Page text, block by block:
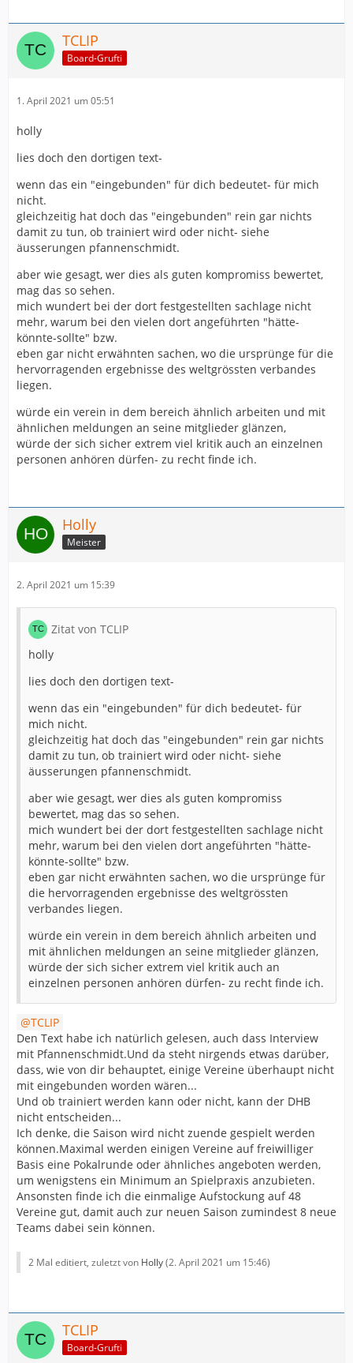
TCLIP
Board-Grufti
1. April 2021 um 05:51
holly
lies doch den dortigen text-
wenn das ein "eingebunden" für dich bedeutet- für mich
nicht.
gleichzeitig hat doch das "eingebunden" rein gar nichts
damit zu tun, ob trainiert wird oder nicht- siehe
äusserungen pfannenschmidt.
aber wie gesagt, wer dies als guten kompromiss bewertet,
mag das so sehen.
mich wundert bei der dort festgestellten sachlage nicht
mehr, warum bei den vielen dort angeführten "hätte-
könnte-sollte" bzw.
eben gar nicht erwähnten sachen, wo die ursprünge für die
hervorragenden ergebnisse des weltgrössten verbandes
liegen.
würde ein verein in dem bereich ähnlich arbeiten und mit
ähnlichen meldungen an seine mitglieder glänzen,
würde der sich sicher extrem viel kritik auch an einzelnen
personen anhören dürfen- zu recht finde ich.
Holly
Meister
2. April 2021 um 15:39
Zitat von TCLIP
holly
lies doch den dortigen text-
wenn das ein "eingebunden" für dich bedeutet- für
mich nicht.
gleichzeitig hat doch das "eingebunden" rein gar nichts
damit zu tun, ob trainiert wird oder nicht- siehe
äusserungen pfannenschmidt.
aber wie gesagt, wer dies als guten kompromiss
bewertet, mag das so sehen.
mich wundert bei der dort festgestellten sachlage nicht
mehr, warum bei den vielen dort angeführten "hätte-
könnte-sollte" bzw.
eben gar nicht erwähnten sachen, wo die ursprünge für
die hervorragenden ergebnisse des weltgrössten
verbandes liegen.
würde ein verein in dem bereich ähnlich arbeiten und
mit ähnlichen meldungen an seine mitglieder glänzen,
würde der sich sicher extrem viel kritik auch an
einzelnen personen anhören dürfen- zu recht finde ich.
TCLIP
Den Text habe ich natürlich gelesen, auch dass Interview
mit Pfannenschmidt.Und da steht nirgends etwas darüber,
dass, wie von dir behauptet, einige Vereine überhaupt nicht
mit eingebunden worden wären...
Und ob trainiert werden kann oder nicht, kann der DHB
nicht entscheiden...
Ich denke, die Saison wird nicht zuende gespielt werden
können.Maximal werden einigen Vereine auf freiwilliger
Basis eine Pokalrunde oder ähnliches angeboten werden,
um wenigstens ein Minimum an Spielpraxis anzubieten.
Ansonsten finde ich die einmalige Aufstockung auf 48
Vereine gut, damit auch zur neuen Saison zumindest 8 neue
Teams dabei sein können.
2 Mal editiert, zuletzt von Holly(2. April 2021 um 15:46)
TCLIP
Board-Grufti